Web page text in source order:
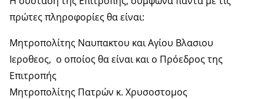
πρώτες πληροφορίες θα είναι:
Μητροπολίτης Ναυπακτου και Αγίου Βλασιου
Ιεροθεος, ο οποίος θα είναι και ο Πρόεδρος της
Επιτροπής
Μητροπολίτης Πατρών κ. Χρυσοστομος